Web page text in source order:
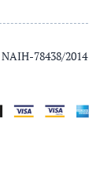
78438/2014